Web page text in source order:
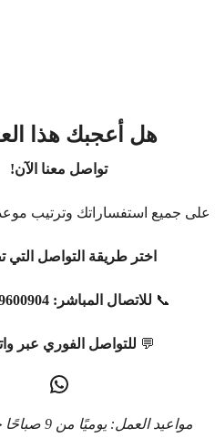
هل أعجبك هذا
تواصل معنا الآن!
على جميع استفساراتك وترتيب
اختر طريقة التواصل التي
📞 للاتصال المباشر:
💬 للتواصل الفوري عبر
مواعيد العمل: يوميًا من 9 صباحًا حتى 9 مساءً.